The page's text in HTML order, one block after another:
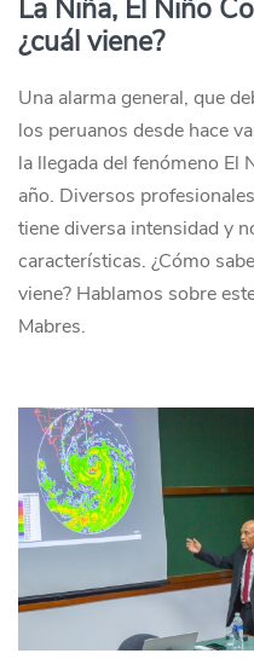
La Niña, El Niño
¿cuál viene?
Una alarma general, que
los peruanos desde hace
la llegada del fenómeno El
año. Diversos
tiene diversa intensidad y
características. ¿Cómo
viene? Hablamos sobre
Mabres.